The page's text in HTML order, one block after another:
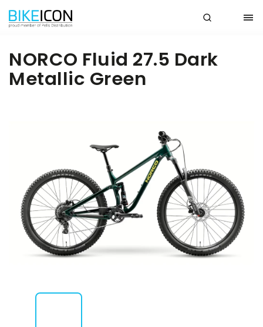
NORCO Fluid 27.5 Dark
Metallic Green